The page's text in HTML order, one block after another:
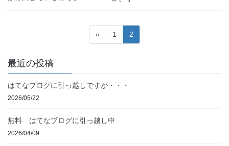
の
ペ
ー
送
り
«
固
定
1
固
定
2
最近の投稿
はてなブログに引っ越しですが・・・
2026/05/22
無料 はてなブログに引っ越し中
2026/04/09